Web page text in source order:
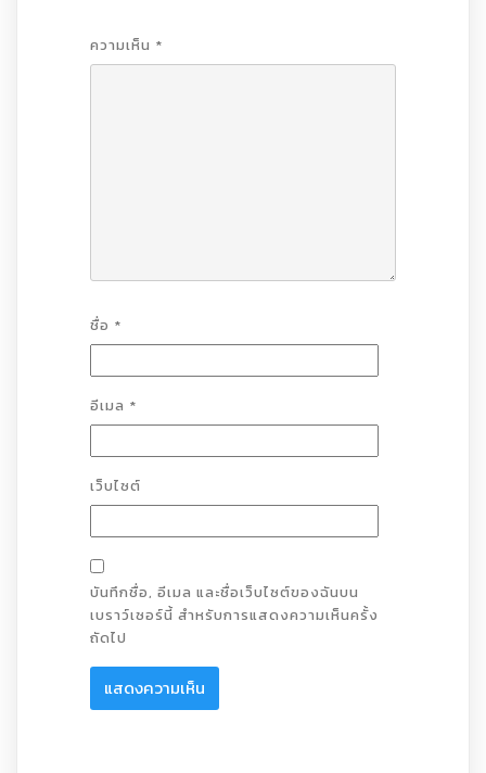
ความเห็น *
ชื่อ *
อีเมล *
เว็บไซต์
บันทึกชื่อ, อีเมล และชื่อเว็บไซต์ของฉันบน
เบราว์เซอร์นี้ สำหรับการแสดงความเห็นครั้ง
ถัดไป